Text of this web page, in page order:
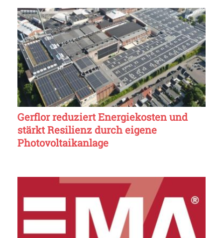
Gerflor reduziert Energiekosten und
stärkt Resilienz durch eigene
Photovoltaikanlage